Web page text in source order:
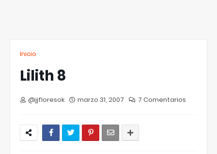
Inicio
Lilith 8
@jjfloresok marzo 31, 2007 7 Comentarios